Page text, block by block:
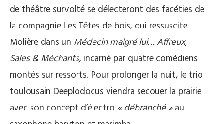
de théâtre survolté se délecteront des facéties de
la compagnie Les Têtes de bois, qui ressuscite
Molière dans un Médecin malgré lui… Affreux,
Sales & Méchants, incarné par quatre comédiens
montés sur ressorts. Pour prolonger la nuit, le trio
toulousain Deeplodocus viendra secouer la prairie
avec son concept d’électro « débranché »au